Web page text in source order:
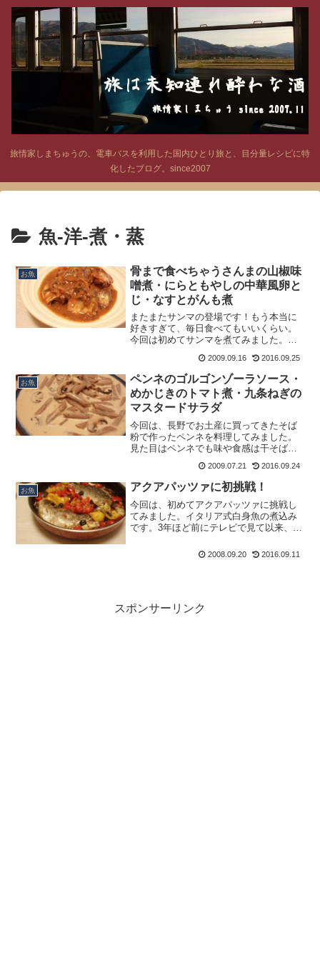
旅情家しまちゅうの、電車バスを利用した国内ひとり旅と、目分量レシピに特
化したブログ。since2007
魚‐洋‐煮・蒸
お魚
骨まで食べちゃうさんまの山椒味
噌煮・にらともやしの中華風卵と
じ・なすとがんも煮
またまたサンマの登場です！もう本当に
好きすぎて、毎日食べてもいいくらい。
今回は初めてサンマを煮てみました。
べられると聞いていたので、絶対やって
みようと思っていたひと品。今回は、骨
まで食べちゃうサンマの山椒...
2009.09.16 2016.09.25
お魚
ペンネのゴルゴンゾーラソース・
めかじきのトマト煮・九条ねぎの
マスタードサラダ
今回は、長野でお土産に買ってきたそば
粉で作ったペンネを料理してみました。
見た目はペンネでも味や食感は干そば。
ゾーラソース、メカジキのトマト煮、九
条ねぎのマスタードサラダをご紹介。★
ペンネのゴルゴンゾーラソ...
2009.07.21 2016.09.24
お魚 アクアパッツァに初挑戦！
今回は、初めてアクアパッツァに挑戦し
てみました。イタリア式白身魚の煮込み
です。3年ほど前にテレビで見て以来、食
イタリアンのお店に行く機会もなく、食
2008.09.20 2016.09.11
スポンサーリンク